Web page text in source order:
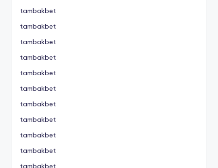
tambakbet
tambakbet
tambakbet
tambakbet
tambakbet
tambakbet
tambakbet
tambakbet
tambakbet
tambakbet
tambakbet